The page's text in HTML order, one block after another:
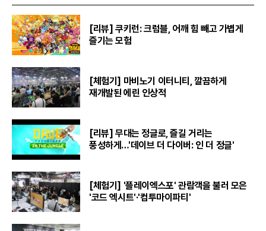
[리뷰] 쿠키런: 크럼블, 어깨 힘 빼고 가볍게
즐기는 모험
[체험기] 마비노기 이터니티, 깔끔하게
재개발된 에린 인상적
[리뷰] 무대는 정글로, 즐길 거리는
풍성하게…'데이브 더 다이버: 인 더 정글'
[체험기] '플레이엑스포' 관람객을 불러 모은
'코드 엑시트'·'컴투마이파티'